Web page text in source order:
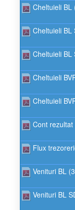
Cheltuieli BL
Cheltuieli BL
Cheltuieli BL
Cheltuieli
Cheltuieli
Cont
Flux
Venituri BL
Venituri BL